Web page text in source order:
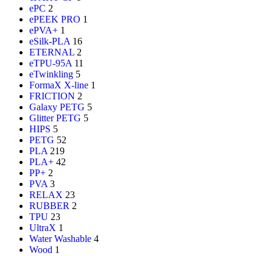
ePC 2
ePEEK PRO 1
ePVA+ 1
eSilk-PLA 16
ETERNAL 2
eTPU-95A 11
eTwinkling 5
FormaX X-line 1
FRICTION 2
Galaxy PETG 5
Glitter PETG 5
HIPS 5
PETG 52
PLA 219
PLA+ 42
PP+ 2
PVA 3
RELAX 23
RUBBER 2
TPU 23
UltraX 1
Water Washable 4
Wood 1